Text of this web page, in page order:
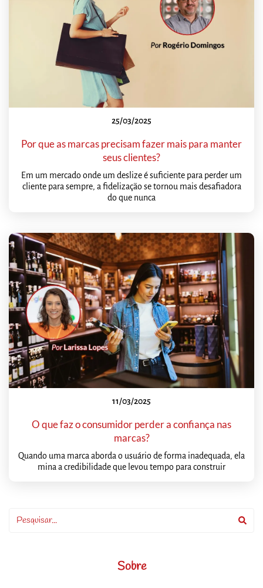
25/03/2025
Por que as marcas precisam fazer mais para manter
seus clientes?
Em um mercado onde um deslize é suficiente para perder um
cliente para sempre, a fidelização se tornou mais desafiadora
do que nunca
11/03/2025
O que faz o consumidor perder a confiança nas
marcas?
Quando uma marca aborda o usuário de forma inadequada, ela
mina a credibilidade que levou tempo para construir
Sobre